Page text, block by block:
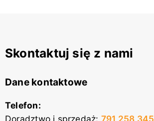
Skontaktuj się z nami
Dane kontaktowe
Telefon:
Doradztwo i sprzedaż: 791 258 345